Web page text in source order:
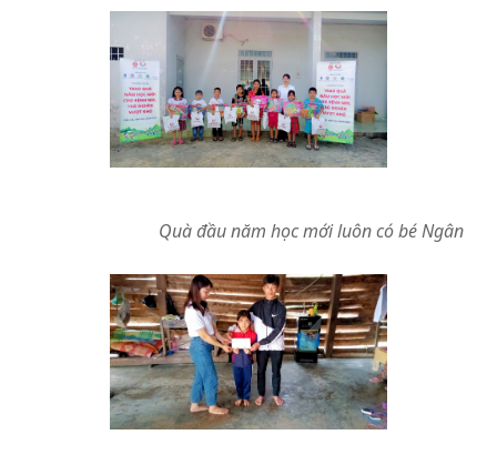
Quà đầu năm học mới luôn có bé Ngân